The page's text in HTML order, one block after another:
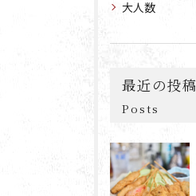
大人数
最近の投稿
Posts